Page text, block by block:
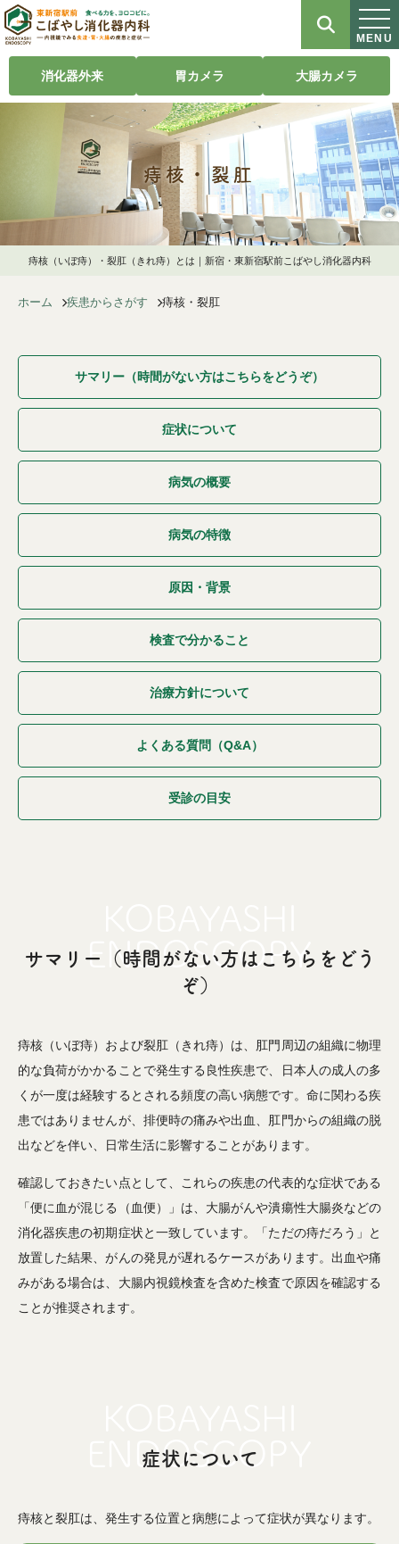
MENU
痔核・裂肛
痔核（いぼ痔）・裂肛（きれ痔）とは｜新宿・東新宿駅前こばやし消化器内科
消化器外来 胃カメラ 大腸カメラ
ホーム 疾患からさがす 痔核・裂肛
サマリー（時間がない方はこちらをどうぞ）
症状について
病気の概要
病気の特徴
原因・背景
検査で分かること
治療方針について
よくある質問（Q&A）
受診の目安
サマリー（時間がない方はこちらをどう
ぞ）
痔核（いぼ痔）および裂肛（きれ痔）は、肛門周辺の組織に物理
的な負荷がかかることで発生する良性疾患で、日本人の成人の多
くが一度は経験するとされる頻度の高い病態です。命に関わる疾
患ではありませんが、排便時の痛みや出血、肛門からの組織の脱
出などを伴い、日常生活に影響することがあります。
確認しておきたい点として、これらの疾患の代表的な症状である
「便に血が混じる（血便）」は、大腸がんや潰瘍性大腸炎などの
消化器疾患の初期症状と一致しています。「ただの痔だろう」と
放置した結果、がんの発見が遅れるケースがあります。出血や痛
みがある場合は、大腸内視鏡検査を含めた検査で原因を確認する
ことが推奨されます。
症状について
痔核と裂肛は、発生する位置と病態によって症状が異なります。